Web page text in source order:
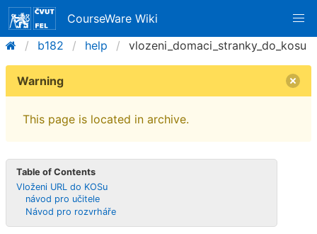
CourseWare Wiki
b182
help vlozeni_domaci_stranky_do_kosu
Warning
This page is located in archive.
Table of Contents
Vloženi URL do KOSu
návod pro učitele
Návod pro rozvrháře